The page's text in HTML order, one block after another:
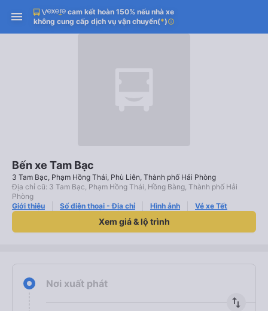
cam kết hoàn 150% nếu nhà xe
không cung cấp dịch vụ vận chuyển(*)info
Bến xe Tam Bạc
3 Tam Bạc, Phạm Hồng Thái, Phù Liễn, Thành phố Hải Phòng
Địa chỉ cũ: 3 Tam Bạc, Phạm Hồng Thái, Hồng Bàng, Thành phố Hải
Phòng
Giới thiệu
Số điện thoại - Địa chỉ Hình ảnh Vé xe Tết
Xem giá & lộ trình
Nơi xuất phát
import_export